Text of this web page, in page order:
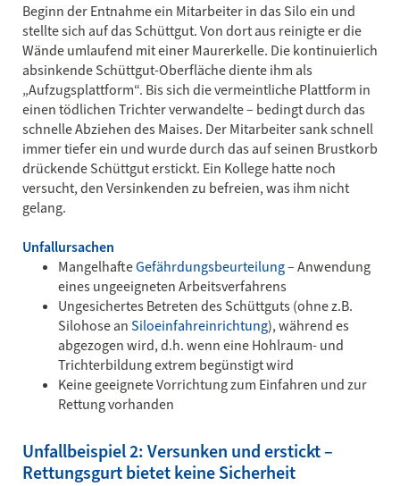
Beginn der Entnahme ein Mitarbeiter in das Silo ein und
stellte sich auf das Schüttgut. Von dort aus reinigte er die
Wände umlaufend mit einer Maurerkelle. Die kontinuierlich
absinkende Schüttgut-Oberfläche diente ihm als
„Aufzugsplattform“. Bis sich die vermeintliche Plattform in
einen tödlichen Trichter verwandelte – bedingt durch das
schnelle Abziehen des Maises. Der Mitarbeiter sank schnell
immer tiefer ein und wurde durch das auf seinen Brustkorb
drückende Schüttgut erstickt. Ein Kollege hatte noch
versucht, den Versinkenden zu befreien, was ihm nicht
gelang.
Unfallursachen
MangelhafteGefährdungsbeurteilung– Anwendung
eines ungeeigneten Arbeitsverfahrens
Ungesichertes Betreten des Schüttguts (ohne z.B.
Silohose anSiloeinfahreinrichtung), während es
abgezogen wird, d.h. wenn eine Hohlraum- und
Trichterbildung extrem begünstigt wird
Keine geeignete Vorrichtung zum Einfahren und zur
Rettung vorhanden
Unfallbeispiel 2: Versunken und erstickt –
Rettungsgurt bietet keine Sicherheit